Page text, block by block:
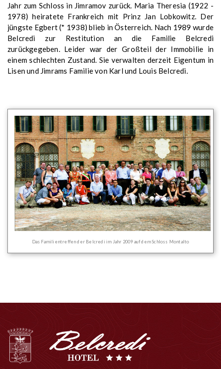
Jahr zum Schloss in Jimramov zurück. Maria Theresia (1922 -
1978) heiratete Frankreich mit Prinz Jan Lobkowitz. Der
jüngste Egbert (* 1938) blieb in Österreich. Nach 1989 wurde
Belcredi zur Restitution an die Familie Belcredi
zurückgegeben. Leider war der Großteil der Immobilie in
einem schlechten Zustand. Sie verwalten derzeit Eigentum in
Lisen und Jimrams Familie von Karl und Louis Belcredi.
Das Familientreffen der Belcredi im Jahr 2009 auf dem Schloss Montalto